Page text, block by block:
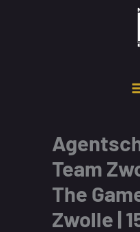
Team
The
Zwolle |